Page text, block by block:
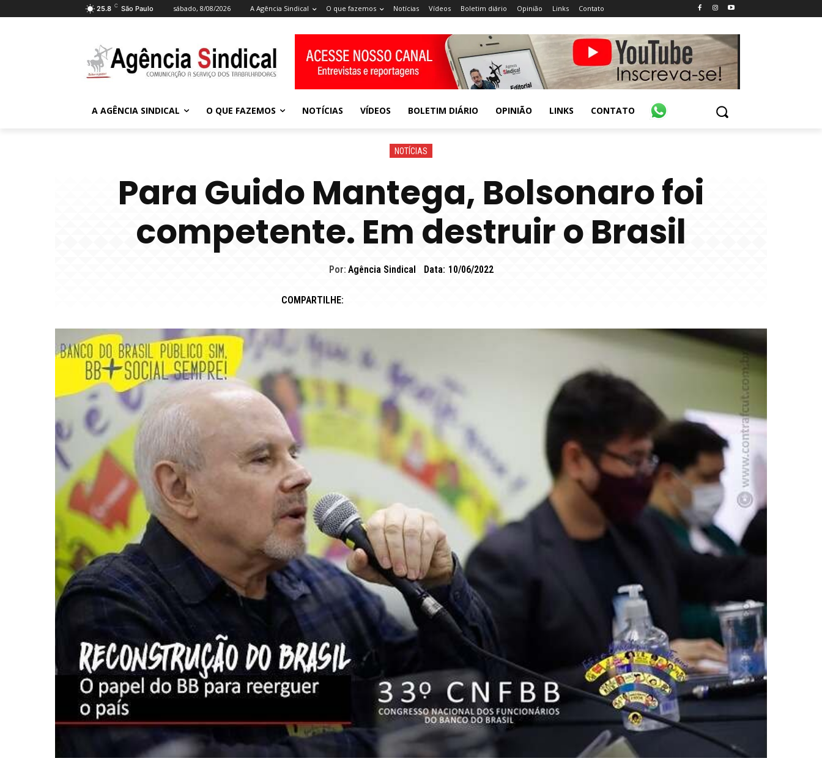
25.8 C São Paulo sábado, 8/08/2026 A Agência Sindical O que fazemos Notícias Vídeos Boletim diário Opinião Links Contato
A AGÊNCIA SINDICAL O QUE FAZEMOS NOTÍCIAS VÍDEOS BOLETIM DIÁRIO OPINIÃO LINKS CONTATO
NOTÍCIAS
Para Guido Mantega, Bolsonaro foi
competente. Em destruir o Brasil
Por: Agência Sindical Data: 10/06/2022
COMPARTILHE: